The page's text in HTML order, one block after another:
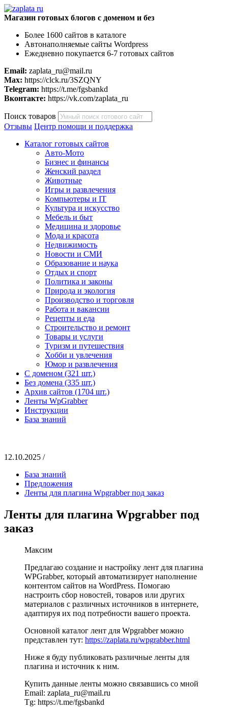
Магазин готовых блогов с доменом и без
Более 1600 сайтов в каталоге
Автонаполняемые сайты Wordpress
Ежедневно покупается 6-7 готовых сайтов
Email: zaplata_ru@mail.ru
Max: https://clck.ru/3SZQNY
Telegram: https://t.me/fgsbankd
Вконтакте: https://vk.com/zaplata_ru
Поиск товаров
Отзывы Центр помощи и поддержка
Каталог готовых сайтов
Авто-Мото
Бизнес и финансы
Женский раздел
Животные
Игры и развлечения
Компьютеры и IT
Культура и искусство
Мебель и быт
Медицина и здоровье
Мода и красота
Недвижимость
Новости и СМИ
Образование и наука
Отдых и спорт
Политика и законы
Природа и экология
Производство и торговля
Работа и вакансии
Рецепты и еда
Строительство и ремонт
Товары и услуги
Туризм и путешествия
Хобби и увлечения
Юмор и развлечения
С доменом (321 шт.)
Без домена (335 шт.)
Архив сайтов (1704 шт.)
Ленты WpGrabber
Инструкции
База знаний
12.10.2025 /
База знаний
Предложения
Ленты для плагина Wpgrabber под заказ
Ленты для плагина Wpgrabber под
заказ
Максим
Предлагаю создание и настройку лент для плагина
WPGrabber, который автоматизирует наполнение
контентом сайтов на WordPress. Помогаю
настроить сбор новостей, товаров или других
материалов с различных источников в интернете,
адаптируя их под потребности вашего проекта.
Основной каталог лент для Wpgrabber можно
представлен тут: https://zaplata.ru/wpgrabber.html
Ниже я буду публиковать различные ленты для
плагина и источник к ним.
Купить данные ленты можно связавшись со мной
Email: zaplata_ru@mail.ru
Tg: https://t.me/fgsbankd